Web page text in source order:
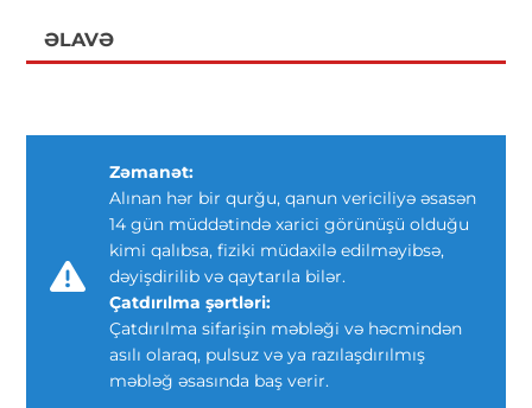
ƏLAVƏ
Zəmanət:
Alınan hər bir qurğu, qanun vericiliyə əsasən
14 gün müddətində xarici görünüşü olduğu
kimi qalıbsa, fiziki müdaxilə edilməyibsə,
dəyişdirilib və qaytarıla bilər.
Çatdırılma şərtləri:
Çatdırılma sifarişin məbləği və həcmindən
asılı olaraq, pulsuz və ya razılaşdırılmış
məbləğ əsasında baş verir.